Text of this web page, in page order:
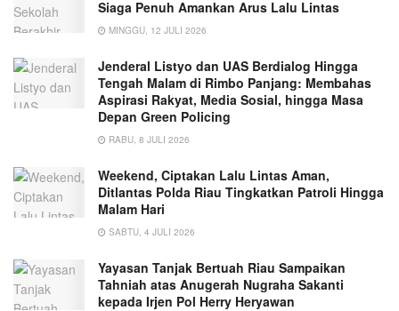
Siaga Penuh Amankan Arus Lalu Lintas
MINGGU, 12 JULI 2026
Jenderal Listyo dan UAS Berdialog Hingga
Tengah Malam di Rimbo Panjang: Membahas
Aspirasi Rakyat, Media Sosial, hingga Masa
Depan Green Policing
RABU, 8 JULI 2026
Weekend, Ciptakan Lalu Lintas Aman,
Ditlantas Polda Riau Tingkatkan Patroli Hingga
Malam Hari
SABTU, 4 JULI 2026
Yayasan Tanjak Bertuah Riau Sampaikan
Tahniah atas Anugerah Nugraha Sakanti
kepada Irjen Pol Herry Heryawan